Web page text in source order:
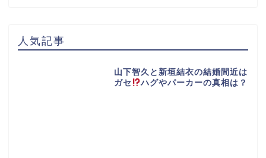
人気記事
山下智久と新垣結衣の結婚間近は
ガセ
ハグやパーカーの真相は？